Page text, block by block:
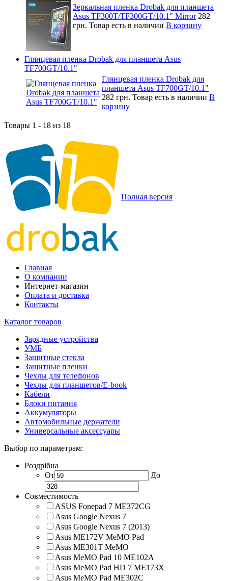
Зеркальная пленка Drobak для планшета
Asus TF300T/TF300GT/10.1" Mirror 282
грн. Товар есть в наличии В корзину
Глянцевая пленка Drobak для планшета Asus
TF700GT/10.1"
Глянцевая пленка Drobak для
планшета Asus TF700GT/10.1"
282 грн. Товар есть в наличии В
корзину
Товары 1 - 18 из 18
Полная версия
Главная
О компании
Интернет-магазин
Оплата и доставка
Контакты
Каталог товаров
Зарядные устройства
УМБ
Защитные стекла
Защитные пленки
Чехлы для телефонов
Чехлы для планшетов/E-book
Кабели
Блоки питания
Аккумуляторы
Автомобильные держатели
Универсальные аксессуары
Выбор по параметрам:
Роздрібна
От
До
Совместимость
ASUS Fonepad 7 ME372CG
Asus Google Nexus 7
Asus Google Nexus 7 (2013)
Asus ME172V MeMO Pad
Asus ME301T MeMO
Asus MeMO Pad 10 ME102A
Asus MeMO Pad HD 7 ME173X
Asus MeMO Pad ME302C